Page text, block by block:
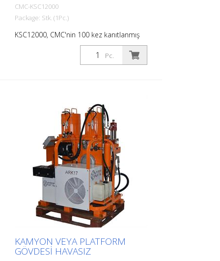
CMC-KSC12000
Package: Stk. (1Pc.)
KSC12000, CMC'nin 100 kez kanıtlanmış
havasız diyaframlı pompası ile
donatılmıştır. Koruyucu yollar, durma
çubukları veya semboller gibi alanların
kamyona sığar. Cam boncuklar için bir
basınç tankı ve ilgili bir tabanca (boya ve
boncuk kombinasyonu) ile en iyi sonuçlar
çok kolay ve rahat bir şekilde elde
edilebilir. Şunlardan oluşur: Elektrikli
marşlı 9,5 hp motor (aküsüz, güç
bağlantılı). Kompresör 525 l/dak, Havasız
pompa 12000 - 5,9 litre kapasite Yüksek
basınçlı boya filtresi Boya tankı 100 litre,
Cam boncuklar için basınç tankı 15 litre
Hava tankı
Pc.
KAMYON VEYA PLATFORM
GÖVDESI HAVASIZ